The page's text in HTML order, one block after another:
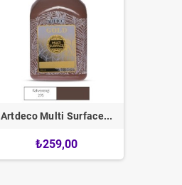
Artdeco Multi Surface...
₺259,00